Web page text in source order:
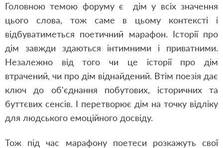
Головною темою форуму є дім у всіх значення
цього слова, тож саме в цьому контексті і
відбуватиметься поетичний марафон. Історії про
дім завжди здаються інтимними і приватними.
Незалежно від того чи це історії про дім
втрачений, чи про дім віднайдений. Втім поезія дає
ключ до об'єднання побутових, історичних та
буттєвих сенсів. І перетворює дім на точку відліку
для людського емоційного досвіду.
Тож під час марафону поетеси розкажуть свої